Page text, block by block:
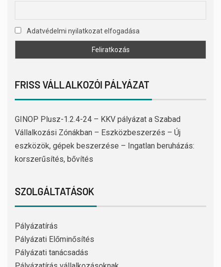
Adatvédelmi nyilatkozat elfogadása
FRISS VÁLLALKOZÓI PÁLYÁZAT
GINOP Plusz-1.2.4-24 – KKV pályázat a Szabad
Vállalkozási Zónákban – Eszközbeszerzés – Új
eszközök, gépek beszerzése – Ingatlan beruházás:
korszerűsítés, bővítés
SZOLGÁLTATÁSOK
Pályázatírás
Pályázati Előminősítés
Pályázati tanácsadás